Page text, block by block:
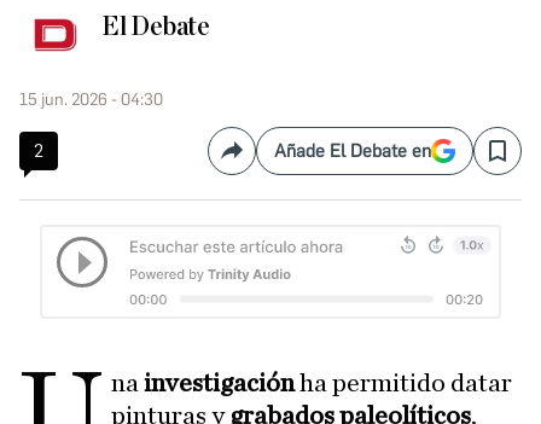
El Debate
15 jun. 2026 - 04:30
2 CompartirAñade El Debate en Save
nainvestigaciónha permitido datar
pinturas y grabados paleolíticos,